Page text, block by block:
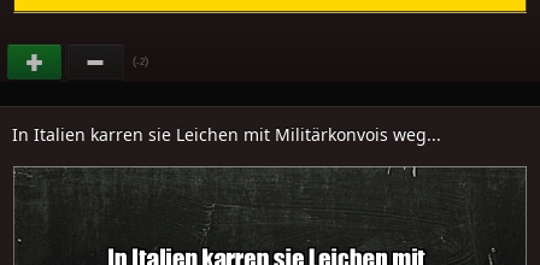
(-2)
In Italien karren sie Leichen mit Militärkonvois weg...